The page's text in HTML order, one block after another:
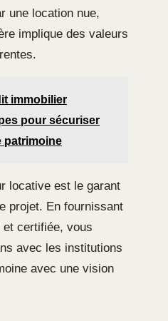
une location nue,
implique des valeurs
immobilier
pour sécuriser
patrimoine
locative est le garant
projet. En fournissant
et certifiée, vous
avec les institutions
avec une vision